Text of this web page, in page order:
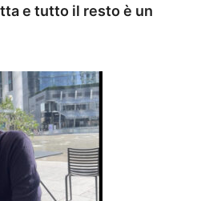
e tutto il resto è un